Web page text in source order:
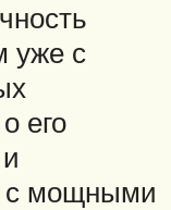
уже с
его
с мощными